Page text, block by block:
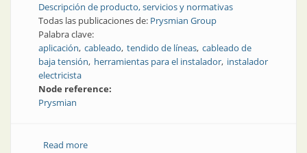
Descripción de producto, servicios y normativas
Todas las publicaciones de: Prysmian Group
Palabra clave:
aplicación cableado tendido de líneas cableado de
baja tensión herramientas para el instalador instalador
electricista
Node reference:
Prysmian
Read moreabout Una app para hacer un cableado sostenible